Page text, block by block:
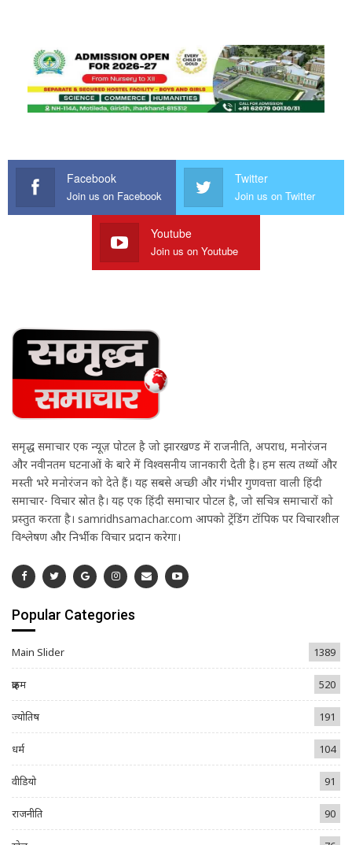
Facebook
Join us on Facebook
Twitter
Join us on Twitter
Youtube
Join us on Youtube
समृद्ध समाचार एक न्यूज़ पोर्टल है जो झारखण्ड में राजनीति, अपराध, मनोरंजन
और नवीनतम घटनाओं के बारे में विश्वसनीय जानकारी देती है। हम सत्य तथ्यों और
मस्ती भरे मनोरंजन को देते हैं। यह सबसे अच्छी और गंभीर गुणवत्ता वाली हिंदी
समाचार- विचार स्रोत है। यह एक हिंदी समाचार पोर्टल है, जो सचित्र समाचारों को
प्रस्तुत करता है। samridhsamachar.com आपको ट्रेंडिंग टॉपिक पर विचारशील
विश्लेषण और निर्भीक विचार प्रदान करेगा।
Popular Categories
Main Slider 1389
क्राइम 520
ज्योतिष 191
धर्म 104
वीडियो 91
राजनीति 90